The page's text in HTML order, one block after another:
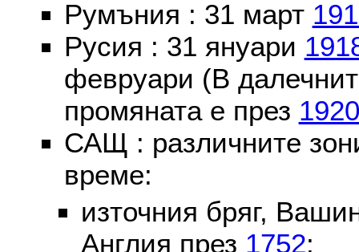
Румъния : 31 март
Русия : 31 януари
февруари (В
промяната е през 1920
САЩ : различните
време:
източния бряг,
Англия през 1752;